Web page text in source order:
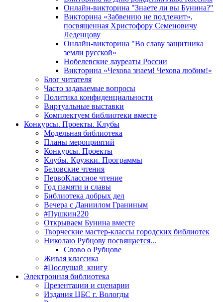
Онлайн-викторина "Знаете ли вы Бунина?"
Викторина «Забвению не подлежит»,
посвященная Христофору Семеновичу
Леденцову
Онлайн-викторина "Во славу защитника
земли русской»
Нобелевские лауреаты России
Викторина «Чехова знаем! Чехова любим!»
Блог читателя
Часто задаваемые вопросы
Политика конфиденциальности
Виртуальные выставки
Комплектуем библиотеки вместе
Конкурсы. Проекты. Клубы
Модельная библиотека
Планы мероприятий
Конкурсы. Проекты
Клубы. Кружки. Программы
Беловские чтения
ПервоКлассное чтение
Год памяти и славы
Библиотека добрых дел
Вечера с Даниилом Граниным
#Пушкин220
Открываем Бунина вместе
Творческие мастер-классы городских библиотек
Николаю Рубцову посвящается...
Слово о Рубцове
Живая классика
#Послушай_книгу
Электронная библиотека
Презентации и сценарии
Издания ЦБС г. Вологды